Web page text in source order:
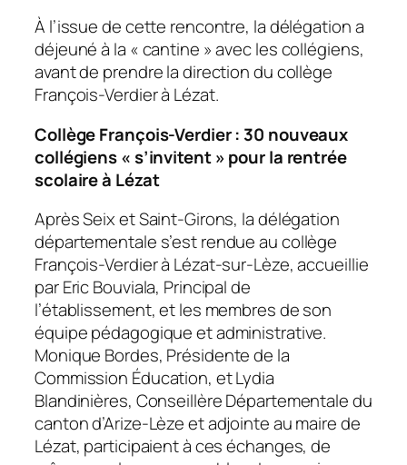
À l’issue de cette rencontre, la délégation a
déjeuné à la « cantine » avec les collégiens,
avant de prendre la direction du collège
François-Verdier à Lézat.
Collège François-Verdier : 30 nouveaux
collégiens « s’invitent » pour la rentrée
scolaire à Lézat
Après Seix et Saint-Girons, la délégation
départementale s’est rendue au collège
François-Verdier à Lézat-sur-Lèze, accueillie
par Eric Bouviala, Principal de
l’établissement, et les membres de son
équipe pédagogique et administrative.
Monique Bordes, Présidente de la
Commission Éducation, et Lydia
Blandinières, Conseillère Départementale du
canton d’Arize-Lèze et adjointe au maire de
Lézat, participaient à ces échanges, de